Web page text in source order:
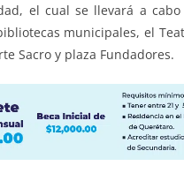
el cual se llevará a
municipales, el
Sacro y plaza Fundadores.